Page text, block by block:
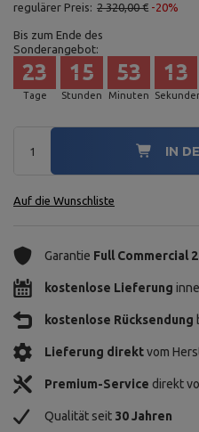
regulärer Preis: 2 320,00 € -20%
Bis zum Ende des
Sonderangebot:
Tage
23
Stunden
15
Minuten
53 11
IN
Auf die Wunschliste
Garantie Full Commercial
kostenlose Lieferung
kostenlose Rücksendung
Lieferung direktvom
Premium-Service direkt
Qualität seit 30 Jahren